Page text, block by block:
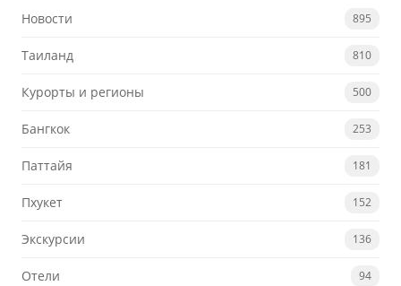
Новости 895
Таиланд 810
Курорты и регионы 500
Бангкок 253
Паттайя 181
Пхукет 152
Экскурсии 136
Отели 94